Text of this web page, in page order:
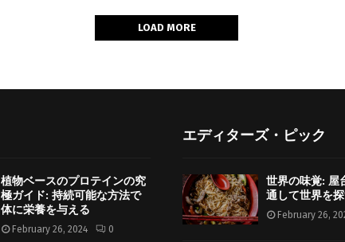
LOAD MORE
植物ベースのプロテインの究
極ガイド: 持続可能な方法で
体に栄養を与える
February 26, 2024 0
エディターズ・ピック
世界の味覚: 屋
通して世界を
February 26,